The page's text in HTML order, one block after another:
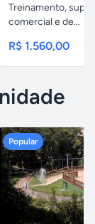
Treinamento,
comercial e de...
R$ 1.560,00
Popular